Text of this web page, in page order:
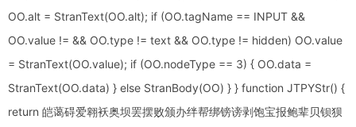
OO.alt = StranText(OO.alt); if (OO.tagName == INPUT &&
OO.value != && OO.type != text && OO.type != hidden) OO.value
= StranText(OO.value); if (OO.nodeType == 3) { OO.data =
StranText(OO.data) } else StranBody(OO) } } function JTPYStr() {
return 皑蔼碍爱翱袄奥坝罢摆败颁办绊帮绑镑谤剥饱宝报鲍辈贝钡狈